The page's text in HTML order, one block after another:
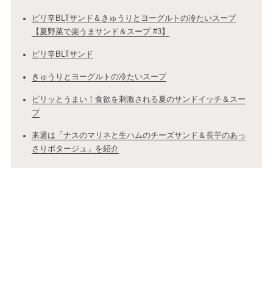
ピリ辛BLTサンド＆きゅうりとヨーグルトの冷たいスープ
【夏野菜で楽うまサンド＆スープ #3】
ピリ辛BLTサンド
きゅうりとヨーグルトの冷たいスープ
ピリッとうまい！食欲を刺激される夏のサンドイッチ＆スー
プ
来週は「ナスのマリネと生ハムのチーズサンド＆長芋のあっ
さりポタージュ」を紹介